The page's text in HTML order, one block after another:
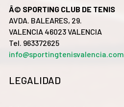
Â© SPORTING CLUB DE TENIS
AVDA. BALEARES, 29.
VALENCIA 46023 VALENCIA
Tel. 963372625
info@sportingtenisvalencia.com
LEGALIDAD